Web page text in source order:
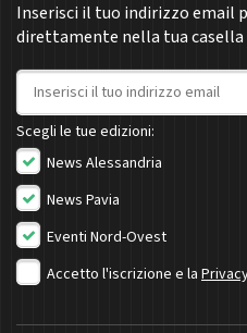
Inserisci il tuo indirizzo email
direttamente nella tua
Indirizzo email
Scegli le tue edizioni:
News Alessandria
News Pavia
Eventi Nord-Ovest
Accetto l'iscrizione e la